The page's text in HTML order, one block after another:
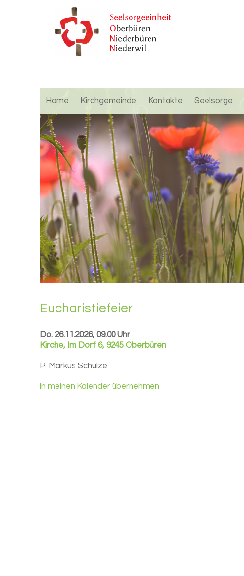
Home Kirchgemeinde Kontakte Seelsorge
Eu­cha­ris­tie­fei­er
Do. 26.11.2026, 09.00 Uhr
Kirche, Im Dorf 6, 9245 Oberbüren
P. Markus Schulze
in meinen Kalender übernehmen